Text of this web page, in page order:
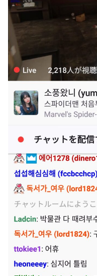
【勇者王ガオガイガー
ル【明日予約開始】
無理やり家族旅行に
う姑。爆発寸前の私
り絞り決行した前代未
捨て身の反撃すぎる
【ToLOVEる】ユニク
ュア【再販予約開始】
【悲報】女「丸亀製麺
たんだが俺悪くないよ
【驚愕】ユーチューバ
車もぜ～んぶ経費でタ
なんておらんよな？
【衝撃画像】ババアが
あったんやコレw w w
【悲報】ジャンプ、つ
高市首相の衣装にケチ
歴史画像を発掘され
【スト6】待望の全体
【速報】ジャンポケ斎
【速報】ゼレンスキ
の成果がない」
【速報】"見せブラ
【画像】旅人女子「夜
村が燃やされたみた
メディア「Switch2、
も。PS5は直近での値
【動画】R2-D2の絶叫
ｗ
【超愕】皮膚科の薬す
ウクライナの次は日本
の？
ッコリ動画公開
海外「世界で日本を死
ちびっ子集団が世界を
日産が社運をかけて発